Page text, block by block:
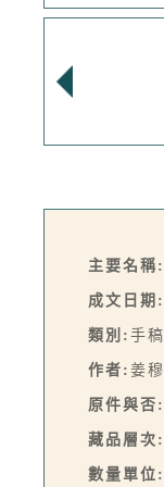
主要名稱:
成文日期:
類別: 手稿
作者: 姜穆
原件與否:
藏品層次:
數量單位: